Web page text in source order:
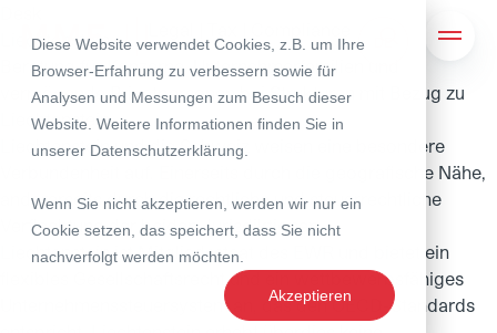
Diese Website verwendet Cookies, z.B. um Ihre
Browser-Erfahrung zu verbessern sowie für
Analysen und Messungen zum Besuch dieser
Website. Weitere Informationen finden Sie in
unserer Datenschutzerklärung
Wenn Sie nicht akzeptieren, werden wir nur ein
Cookie setzen, das speichert, dass Sie nicht
nachverfolgt werden möchten.
Akzeptieren
Liechtenstein - Desks
Liechtenstein
Beratung für Konzerne, Unternehmerfamilien und
vermögende Privatpersonen bei Strukturen mit Bezug zu
Liechtenstein.
Liechtenstein und die Schweiz weisen eine besondere
Verbundenheit auf. Einerseits durch die geografische Nähe,
andererseits durch die rechtliche und steuerrechtliche
Verflechtung der beiden Jurisdiktionen.
Liechtenstein ist Mitgliedsstaat des EWR und bietet ein
flexibles Gesellschaftsrecht und ein wettbewerbsfähiges
Unternehmenssteuersystem an, das den OECD-Standards